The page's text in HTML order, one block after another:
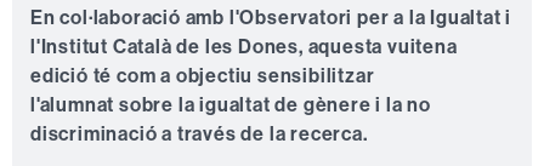
En col·laboració amb l'Observatori per a la Igualtat i
l'Institut Català de les Dones, aquesta vuitena
edició té com a objectiu sensibilitzar
l'alumnat sobre la igualtat de gènere i la no
discriminació a través de la recerca.